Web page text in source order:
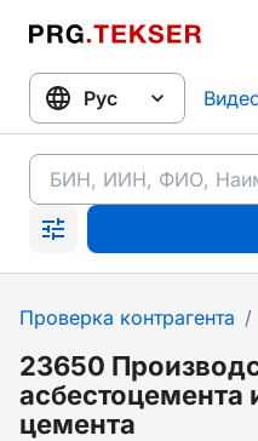
Проверка контрагента /
23650
асбестоцемента
цемента